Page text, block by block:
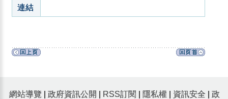
連結
網站導覽 政府資訊公開 RSS訂閱 隱私權 資訊安全
政